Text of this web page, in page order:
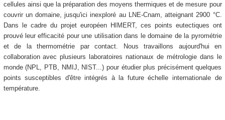
cellules ainsi que la préparation des moyens thermiques et de mesure pour
couvrir un domaine, jusqu'ici inexploré au LNE-Cnam, atteignant 2900 °C.
Dans le cadre du projet européen HIMERT, ces points eutectiques ont
prouvé leur efficacité pour une utilisation dans le domaine de la pyrométrie
et de la thermométrie par contact. Nous travaillons aujourd'hui en
collaboration avec plusieurs laboratoires nationaux de métrologie dans le
monde (NPL, PTB, NMIJ, NIST...) pour étudier plus précisément quelques
points susceptibles d'être intégrés à la future échelle internationale de
température.